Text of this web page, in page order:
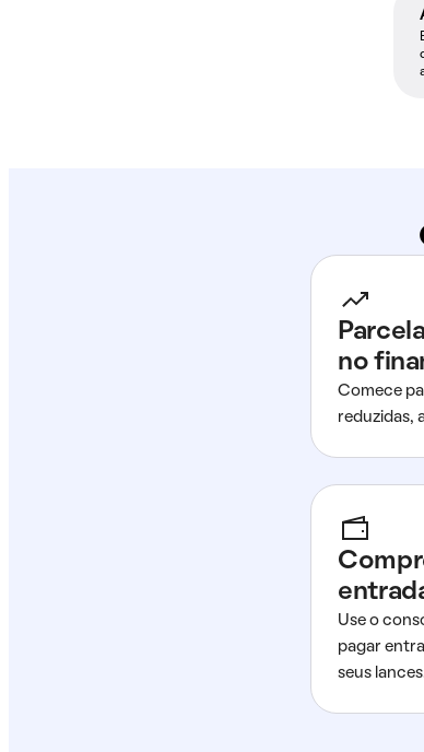
no
Comece
reduzidas,
Use o
pagar
seus